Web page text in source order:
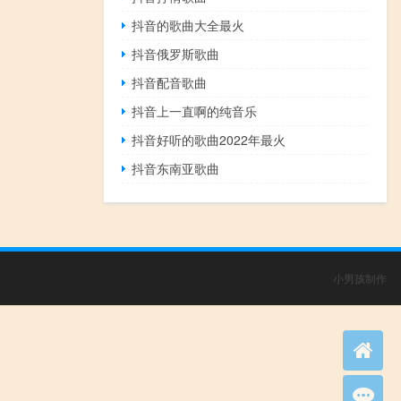
抖音的歌曲大全最火
抖音俄罗斯歌曲
抖音配音歌曲
抖音上一直啊的纯音乐
抖音好听的歌曲2022年最火
抖音东南亚歌曲
小男孩制作